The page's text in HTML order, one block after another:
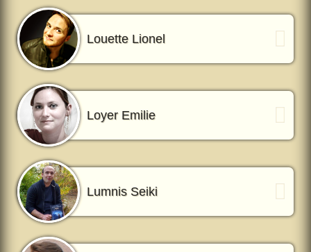
Louette Lionel
Loyer Emilie
Lumnis Seiki